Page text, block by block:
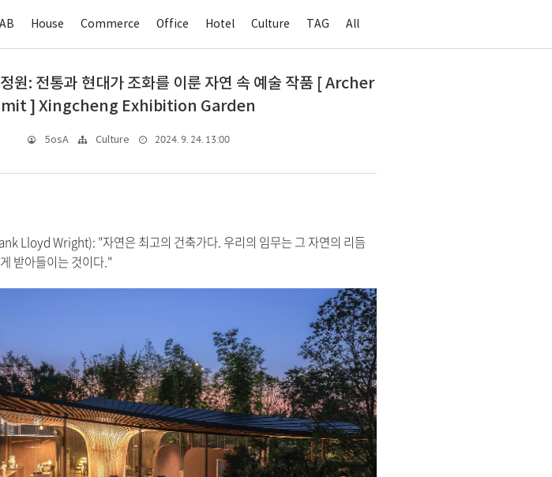
House Commerce Office Hotel Culture TAG All
: 전통과 현대가 조화를 이룬 자연 속 예술 작품 [ Archer
mit ] Xingcheng Exhibition Garden
5osA Culture 2024. 9. 24. 13:00
Lloyd Wright): "자연은 최고의 건축가다. 우리의 임무는 그 자연의 리듬
받아들이는 것이다."